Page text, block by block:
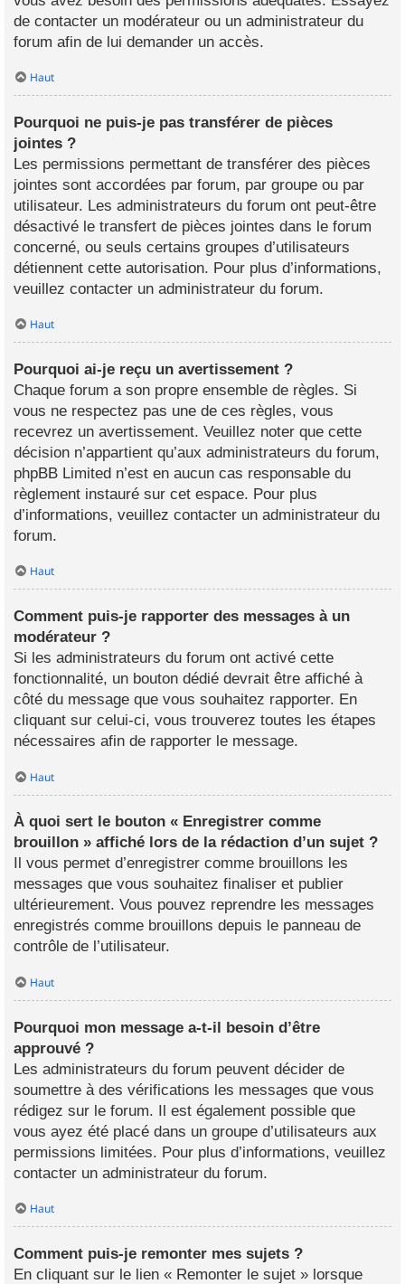
de contacter un modérateur ou un administrateur du
forum afin de lui demander un accès.
Haut
Pourquoi ne puis-je pas transférer de pièces
jointes ?
Les permissions permettant de transférer des pièces
jointes sont accordées par forum, par groupe ou par
utilisateur. Les administrateurs du forum ont peut-être
désactivé le transfert de pièces jointes dans le forum
concerné, ou seuls certains groupes d’utilisateurs
détiennent cette autorisation. Pour plus d’informations,
veuillez contacter un administrateur du forum.
Haut
Pourquoi ai-je reçu un avertissement ?
Chaque forum a son propre ensemble de règles. Si
vous ne respectez pas une de ces règles, vous
recevrez un avertissement. Veuillez noter que cette
décision n’appartient qu’aux administrateurs du forum,
phpBB Limited n’est en aucun cas responsable du
règlement instauré sur cet espace. Pour plus
d’informations, veuillez contacter un administrateur du
forum.
Haut
Comment puis-je rapporter des messages à un
modérateur ?
Si les administrateurs du forum ont activé cette
fonctionnalité, un bouton dédié devrait être affiché à
côté du message que vous souhaitez rapporter. En
cliquant sur celui-ci, vous trouverez toutes les étapes
nécessaires afin de rapporter le message.
Haut
À quoi sert le bouton « Enregistrer comme
brouillon » affiché lors de la rédaction d’un sujet ?
Il vous permet d’enregistrer comme brouillons les
messages que vous souhaitez finaliser et publier
ultérieurement. Vous pouvez reprendre les messages
enregistrés comme brouillons depuis le panneau de
contrôle de l’utilisateur.
Haut
Pourquoi mon message a-t-il besoin d’être
approuvé ?
Les administrateurs du forum peuvent décider de
soumettre à des vérifications les messages que vous
rédigez sur le forum. Il est également possible que
vous ayez été placé dans un groupe d’utilisateurs aux
permissions limitées. Pour plus d’informations, veuillez
contacter un administrateur du forum.
Haut
Comment puis-je remonter mes sujets ?
En cliquant sur le lien « Remonter le sujet » lorsque